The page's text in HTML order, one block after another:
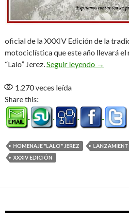
oficial de la XXXIV Edición de la
motociclística que este año llevará el
“Lalo” Jerez.Seguir leyendo Se lanza
→
1.270veces leída
Share this:
HOMENAJE "LALO" JEREZ
XXXIV EDICIÓN